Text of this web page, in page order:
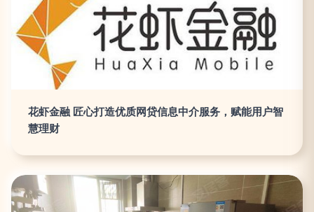
花虾金融 匠心打造优质网贷信息中介服务，赋能用户智
慧理财